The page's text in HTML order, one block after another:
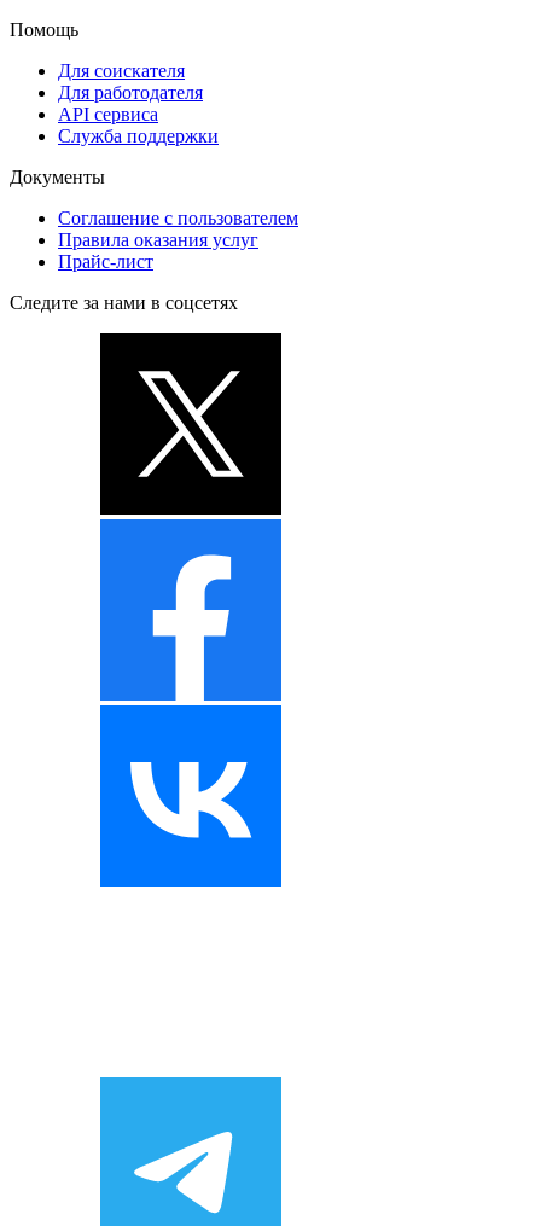
Помощь
Для соискателя
Для работодателя
API сервиса
Служба поддержки
Документы
Соглашение с пользователем
Правила оказания услуг
Прайс-лист
Следите за нами в соцсетях